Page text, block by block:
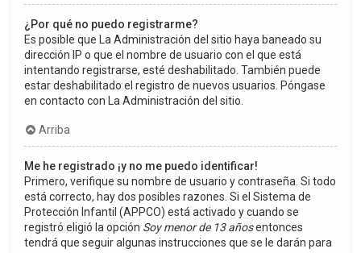
¿Por qué no puedo registrarme?
Es posible que La Administración del sitio haya baneado su
dirección IP o que el nombre de usuario con el que está
intentando registrarse, esté deshabilitado. También puede
estar deshabilitado el registro de nuevos usuarios. Póngase
en contacto con La Administración del sitio.
Arriba
Me he registrado ¡y no me puedo identificar!
Primero, verifique su nombre de usuario y contraseña. Si todo
está correcto, hay dos posibles razones. Si el Sistema de
Protección Infantil (APPCO) está activado y cuando se
registró eligió la opción Soy menor de 13 añosentonces
tendrá que seguir algunas instrucciones que se le darán para